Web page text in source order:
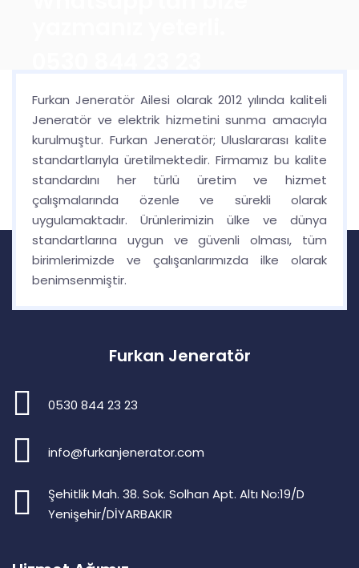
BIZE ULAŞIN
Furkan Jeneratör Ailesi olarak 2012 yılında kaliteli
Jeneratör ve elektrik hizmetini sunma amacıyla
kurulmuştur. Furkan Jeneratör; Uluslararası kalite
standartlarıyla üretilmektedir. Firmamız bu kalite
standardını her türlü üretim ve hizmet
çalışmalarında özenle ve sürekli olarak
uygulamaktadır. Ürünlerimizin ülke ve dünya
standartlarına uygun ve güvenli olması, tüm
birimlerimizde ve çalışanlarımızda ilke olarak
benimsenmiştir.
Furkan Jeneratör
0530 844 23 23
info@furkanjenerator.com
Şehitlik Mah. 38. Sok. Solhan Apt. Altı No:19/D
Yenişehir/DİYARBAKIR